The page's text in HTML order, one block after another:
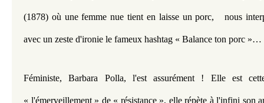
(1878) où une femme nue tient en laisse un porc,   nous
avec un zeste d'ironie le fameux hashtag « Balance ton porc »…
Féministe, Barbara Polla, l'est assurément ! Elle est
« l'émerveillement » de « résistance », elle répète à l'infini son